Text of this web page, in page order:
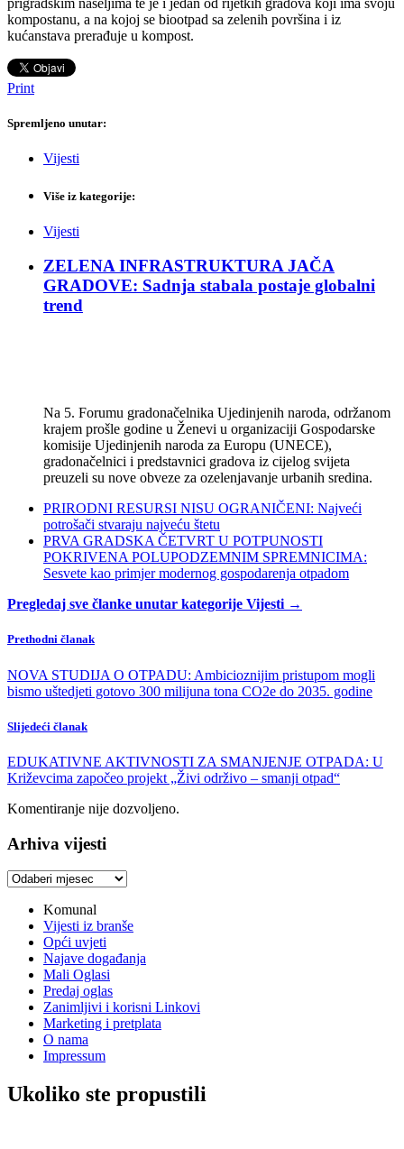
prigradskim naseljima te je i jedan od rijetkih gradova koji ima svoju
kompostanu, a na kojoj se biootpad sa zelenih površina i iz
kućanstava prerađuje u kompost.
Print
Spremljeno unutar:
Vijesti
Više iz kategorije:
Vijesti
ZELENA INFRASTRUKTURA JAČA
GRADOVE: Sadnja stabala postaje globalni
trend
Na 5. Forumu gradonačelnika Ujedinjenih naroda, održanom
krajem prošle godine u Ženevi u organizaciji Gospodarske
komisije Ujedinjenih naroda za Europu (UNECE),
gradonačelnici i predstavnici gradova iz cijelog svijeta
preuzeli su nove obveze za ozelenjavanje urbanih sredina.
PRIRODNI RESURSI NISU OGRANIČENI: Najveći
potrošači stvaraju najveću štetu
PRVA GRADSKA ČETVRT U POTPUNOSTI
POKRIVENA POLUPODZEMNIM SPREMNICIMA:
Sesvete kao primjer modernog gospodarenja otpadom
Pregledaj sve članke unutar kategorije Vijesti →
Prethodni članak
NOVA STUDIJA O OTPADU: Ambicioznijim pristupom mogli
bismo uštedjeti gotovo 300 milijuna tona CO2e do 2035. godine
Slijedeći članak
EDUKATIVNE AKTIVNOSTI ZA SMANJENJE OTPADA: U
Križevcima započeo projekt „Živi održivo – smanji otpad“
Komentiranje nije dozvoljeno.
Arhiva vijesti
Arhiva
Komunal
Vijesti iz branše
Opći uvjeti
Najave događanja
Mali Oglasi
Predaj oglas
Zanimljivi i korisni Linkovi
Marketing i pretplata
O nama
Impressum
Ukoliko ste propustili